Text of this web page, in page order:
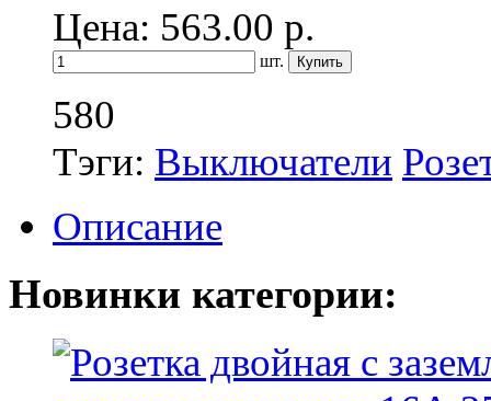
Цена: 563.00 р.
шт.
580
Тэги: Выключатели
Описание
Новинки категории: